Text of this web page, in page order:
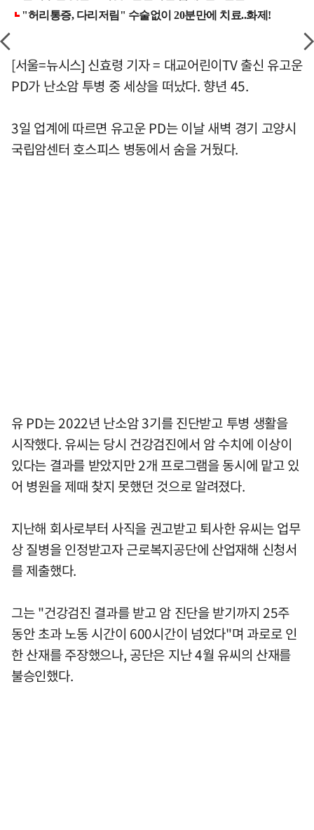
[서울=뉴시스] 신효령 기자 = 대교어린이TV 출신 유고운
PD가 난소암 투병 중 세상을 떠났다. 향년 45.
3일 업계에 따르면 유고운 PD는 이날 새벽 경기 고양시
국립암센터 호스피스 병동에서 숨을 거뒀다.
유 PD는 2022년 난소암 3기를 진단받고 투병 생활을
시작했다. 유씨는 당시 건강검진에서 암 수치에 이상이
있다는 결과를 받았지만 2개 프로그램을 동시에 맡고 있
어 병원을 제때 찾지 못했던 것으로 알려졌다.
지난해 회사로부터 사직을 권고받고 퇴사한 유씨는 업무
상 질병을 인정받고자 근로복지공단에 산업재해 신청서
를 제출했다.
그는 "건강검진 결과를 받고 암 진단을 받기까지 25주
동안 초과 노동 시간이 600시간이 넘었다"며 과로로 인
한 산재를 주장했으나, 공단은 지난 4월 유씨의 산재를
불승인했다.